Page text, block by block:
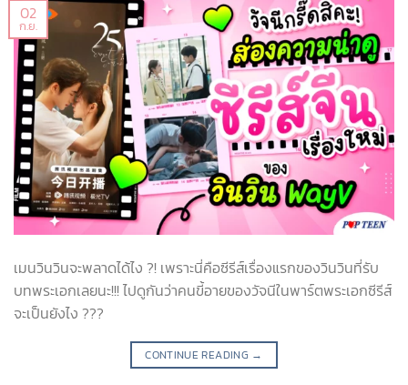
02
ก.ย.
เมนวินวินจะพลาดได้ไง ?! เพราะนี่คือซีรีส์เรื่องแรกของวินวินที่รับ
บทพระเอกเลยนะ!!! ไปดูกันว่าคนขี้อายของวัจนีในพาร์ตพระเอกซีรีส์
จะเป็นยังไง ???
CONTINUE READING →